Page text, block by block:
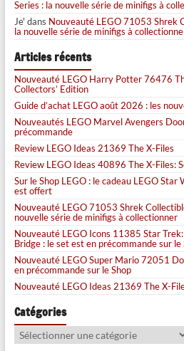
Series : la nouvelle série de minifigs à
Je' dans Nouveauté LEGO 71053 Shrek
la nouvelle série de minifigs à
Articles récents
Nouveauté LEGO Harry Potter 76476
Collectors’ Edition
Guide d’achat LEGO août 2026 : les
Nouveautés LEGO Marvel Avengers
précommande
Review LEGO Ideas 21369 The X-Files
Review LEGO Ideas 40896 The X-Files:
Sur le Shop LEGO : le cadeau LEGO
est offert
Nouveauté LEGO 71053 Shrek
nouvelle série de minifigs à collectionner
Nouveauté LEGO Icons 11385 Star
Bridge : le set est en précommande sur le
Nouveauté LEGO Super Mario 72051
en précommande sur le Shop
Nouveauté LEGO Ideas 21369 The X-
Catégories
Catégories